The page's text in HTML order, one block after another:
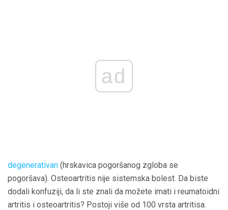
ad
degenerativan (hrskavica pogoršanog zgloba se
pogoršava). Osteoartritis nije sistemska bolest. Da biste
dodali konfuziji, da li ste znali da možete imati i reumatoidni
artritis i osteoartritis? Postoji više od 100 vrsta artritisa.